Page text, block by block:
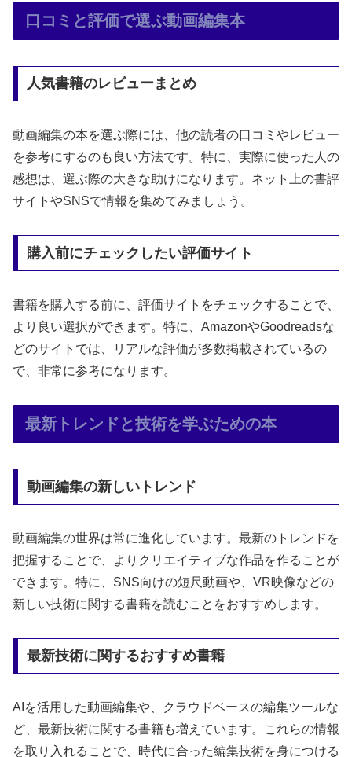
口コミと評価で選ぶ動画編集本
人気書籍のレビューまとめ
動画編集の本を選ぶ際には、他の読者の口コミやレビュー
を参考にするのも良い方法です。特に、実際に使った人の
感想は、選ぶ際の大きな助けになります。ネット上の書評
サイトやSNSで情報を集めてみましょう。
購入前にチェックしたい評価サイト
書籍を購入する前に、評価サイトをチェックすることで、
より良い選択ができます。特に、AmazonやGoodreadsな
どのサイトでは、リアルな評価が多数掲載されているの
で、非常に参考になります。
最新トレンドと技術を学ぶための本
動画編集の新しいトレンド
動画編集の世界は常に進化しています。最新のトレンドを
把握することで、よりクリエイティブな作品を作ることが
できます。特に、SNS向けの短尺動画や、VR映像などの
新しい技術に関する書籍を読むことをおすすめします。
最新技術に関するおすすめ書籍
AIを活用した動画編集や、クラウドベースの編集ツールな
ど、最新技術に関する書籍も増えています。これらの情報
を取り入れることで、時代に合った編集技術を身につける